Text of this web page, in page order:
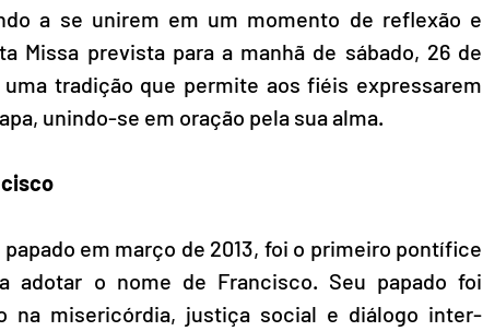
a se unirem em um momento de reflexão e
Missa prevista para a manhã de sábado, 26 de
tradição que permite aos fiéis expressarem
unindo-se em oração pela sua alma.
em março de 2013, foi o primeiro pontífice
adotar o nome de Francisco. Seu papado foi
na misericórdia, justiça social e diálogo inter-